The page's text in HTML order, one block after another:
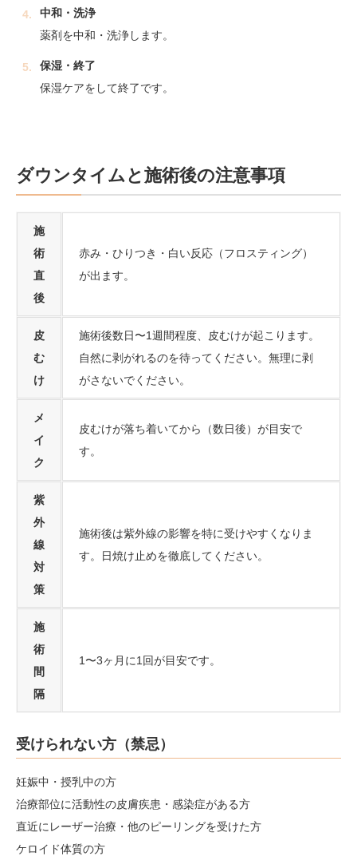
中和・洗浄
薬剤を中和・洗浄します。
保湿・終了
保湿ケアをして終了です。
ダウンタイムと施術後の注意事項
施
術
直
後
赤み・ひりつき・白い反応（フロスティング）
が出ます。
皮
む
け
施術後数日〜1週間程度、皮むけが起こります。
自然に剥がれるのを待ってください。無理に剥
がさないでください。
メ
イ
ク
皮むけが落ち着いてから（数日後）が目安で
す。
紫
外
線
対
策
施術後は紫外線の影響を特に受けやすくなりま
す。日焼け止めを徹底してください。
施
術
間
隔
1〜3ヶ月に1回が目安です。
受けられない方（禁忌）
妊娠中・授乳中の方
治療部位に活動性の皮膚疾患・感染症がある方
直近にレーザー治療・他のピーリングを受けた方
ケロイド体質の方